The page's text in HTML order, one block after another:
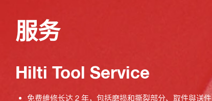
服务
Hilti Tool Service
免费維修长达 2 年，包括磨损和撕裂部分、取件與送件